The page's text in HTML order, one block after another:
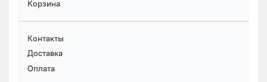
Корзина
Контакты
Доставка
Оплата